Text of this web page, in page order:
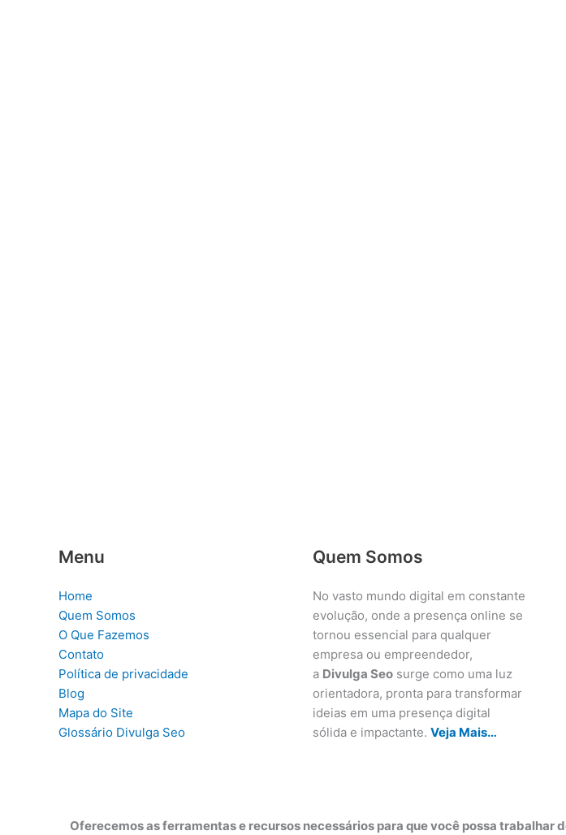
Menu
Home
Quem Somos
O Que Fazemos
Contato
Política de privacidade
Blog
Mapa do Site
Glossário Divulga Seo
Quem Somos
No vasto mundo digital em constante
evolução, onde a presença online se
tornou essencial para qualquer
empresa ou empreendedor,
a Divulga Seosurge como uma luz
orientadora, pronta para transformar
ideias em uma presença digital
sólida e impactante. Veja Mais…
Oferecemos as ferramentas e recursos necessários para que você possa